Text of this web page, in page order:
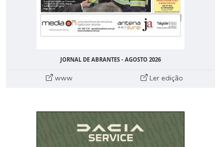
JORNAL DE ABRANTES - AGOSTO 2026
www Ler edição